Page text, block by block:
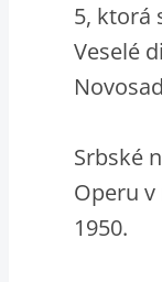
5, ktorá
Veselé
Srbské
Operu v
1950.